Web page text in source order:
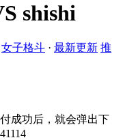
shishi
女子格斗 · 最新更新 推
成功后，就会弹出下